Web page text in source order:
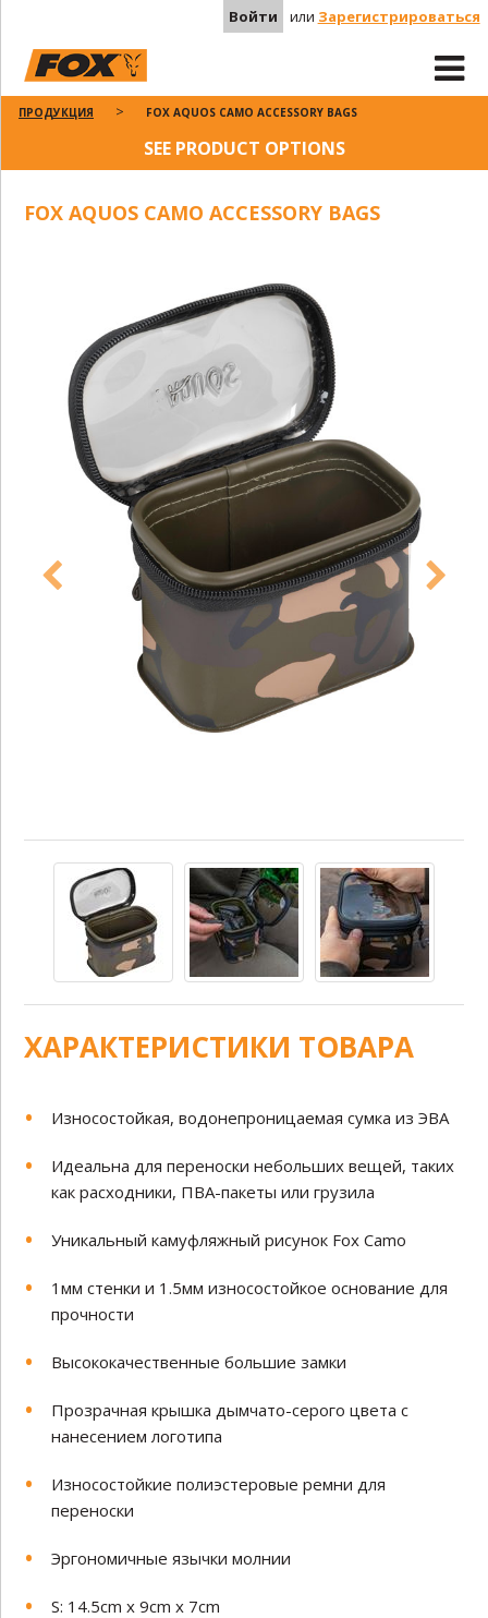
Войти или Зарегистрироваться
ПРОДУКЦИЯ FOX AQUOS CAMO ACCESSORY BAGS
SEE PRODUCT OPTIONS
FOX AQUOS CAMO ACCESSORY BAGS
ХАРАКТЕРИСТИКИ ТОВАРА
Износостойкая, водонепроницаемая сумка из ЭВА
Идеальна для переноски небольших вещей, таких
как расходники, ПВА-пакеты или грузила
Уникальный камуфляжный рисунок Fox Camo
1мм стенки и 1.5мм износостойкое основание для
прочности
Высококачественные большие замки
Прозрачная крышка дымчато-серого цвета с
нанесением логотипа
Износостойкие полиэстеровые ремни для
переноски
Эргономичные язычки молнии
S: 14.5cm x 9cm x 7cm